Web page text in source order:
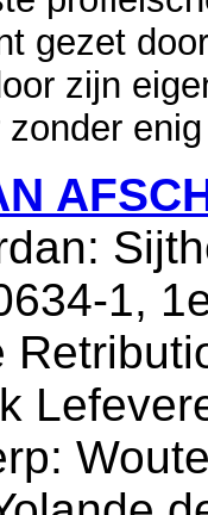
gezet
zijn
1,